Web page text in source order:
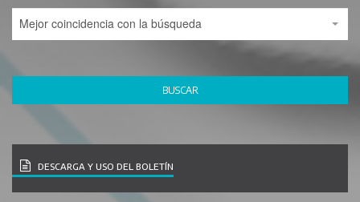
Mejor coincidencia con la búsqueda
DESCARGA Y USO DEL BOLETÍN